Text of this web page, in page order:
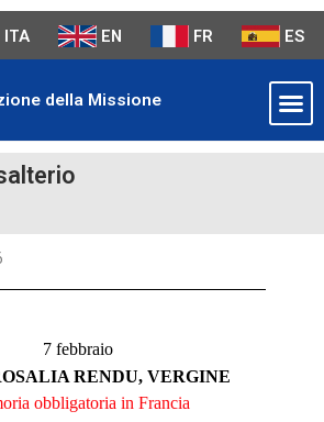
ITA EN FR ES
della Missione
7 febbraio
RENDU, VERGINE
obbligatoria in Francia